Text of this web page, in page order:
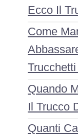
Ecco Il
Come
Quando
Il Trucco
Quanti